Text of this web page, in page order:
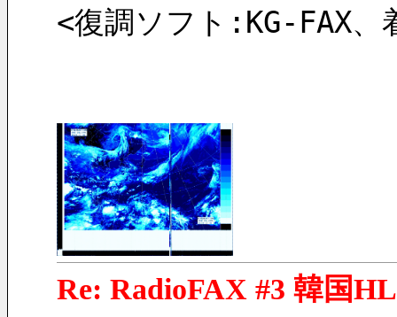
<復調ソフト:KG-FAX、
Re: RadioFAX #3 韓国